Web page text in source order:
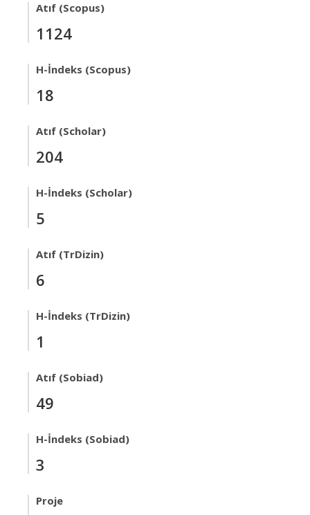
Atıf (Scopus)
1124
H-İndeks (Scopus)
18
Atıf (Scholar)
204
H-İndeks (Scholar)
5
Atıf (TrDizin)
6
H-İndeks (TrDizin)
1
Atıf (Sobiad)
49
H-İndeks (Sobiad)
3
Proje